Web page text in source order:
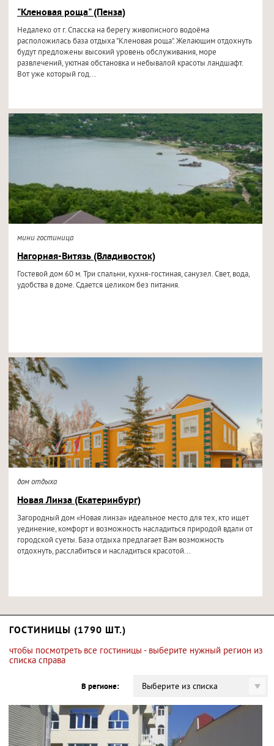
"Кленовая роща" (Пенза)
Недалеко от г. Спасска на берегу живописного водоёма
расположилась база отдыха "Кленовая роща". Желающим отдохнуть
будут предложены высокий уровень обслуживания, море
развлечений, уютная обстановка и небывалой красоты ландшафт.
Вот уже который год...
мини гостиница
Нагорная-Витязь (Владивосток)
Гостевой дом 60 м. Три спальни, кухня-гостиная, санузел. Свет, вода,
удобства в доме. Сдается целиком без питания.
дом отдыха
Новая Линза (Екатеринбург)
Загородный дом «Новая линза» идеальное место для тех, кто ищет
уединение, комфорт и возможность насладиться природой вдали от
городской суеты. База отдыха предлагает Вам возможность
отдохнуть, расслабиться и насладиться красотой...
ГОСТИНИЦЫ (1790 ШТ.)
чтобы посмотреть все гостиницы - выберите нужный регион из
списка справа
В регионе: Выберите из списка